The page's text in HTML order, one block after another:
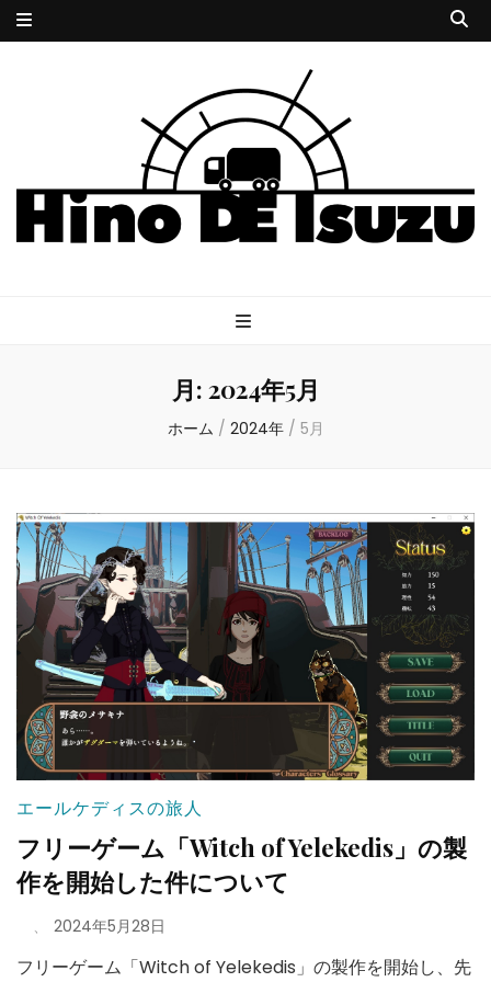
HINODE
ISUZU
月: 2024年5月
ホーム / 2024年 / 5月
エールケディスの旅人
フリーゲーム「Witch of Yelekedis」の製
作を開始した件について
、 2024年5月28日
フリーゲーム「Witch of Yelekedis」の製作を開始し、先